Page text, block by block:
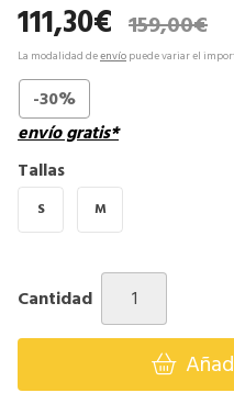
111,30€ 159,00€
La modalidad deenvío puede variar el
-30%
envío gratis*
Tallas
S M
Cantidad